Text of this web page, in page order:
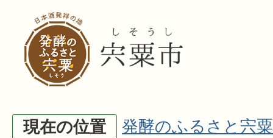
現在の位置 発酵のふるさと宍粟